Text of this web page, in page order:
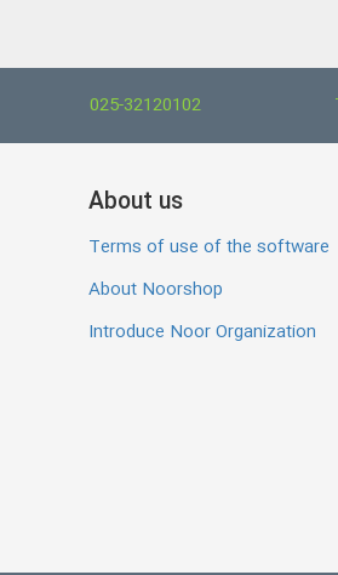
025-32120102
About us
Terms of use of the software
About Noorshop
Introduce Noor Organization